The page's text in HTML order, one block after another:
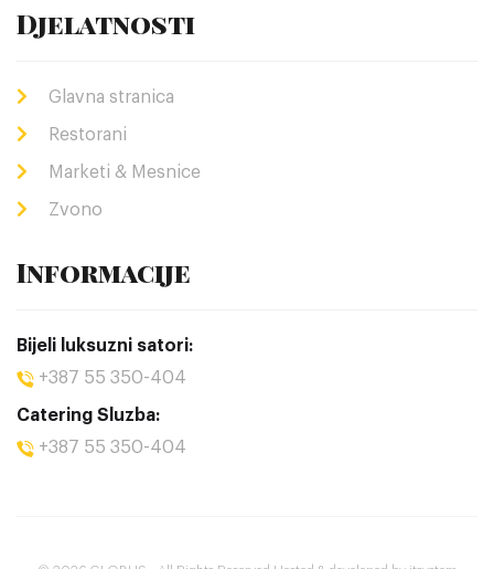
Djelatnosti
Glavna stranica
Restorani
Marketi & Mesnice
Zvono
Informacije
Bijeli luksuzni satori:
+387 55 350-404
Catering Sluzba:
+387 55 350-404